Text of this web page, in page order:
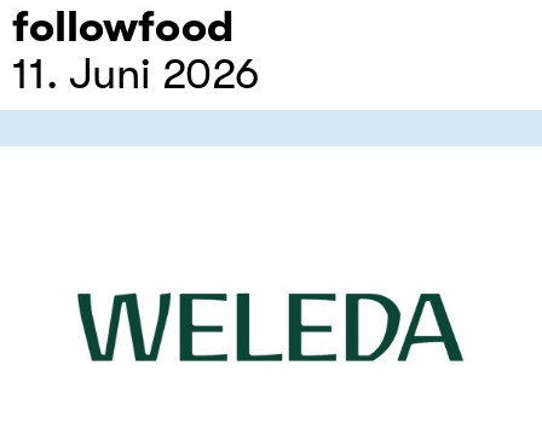
followfood
11. Juni 2026